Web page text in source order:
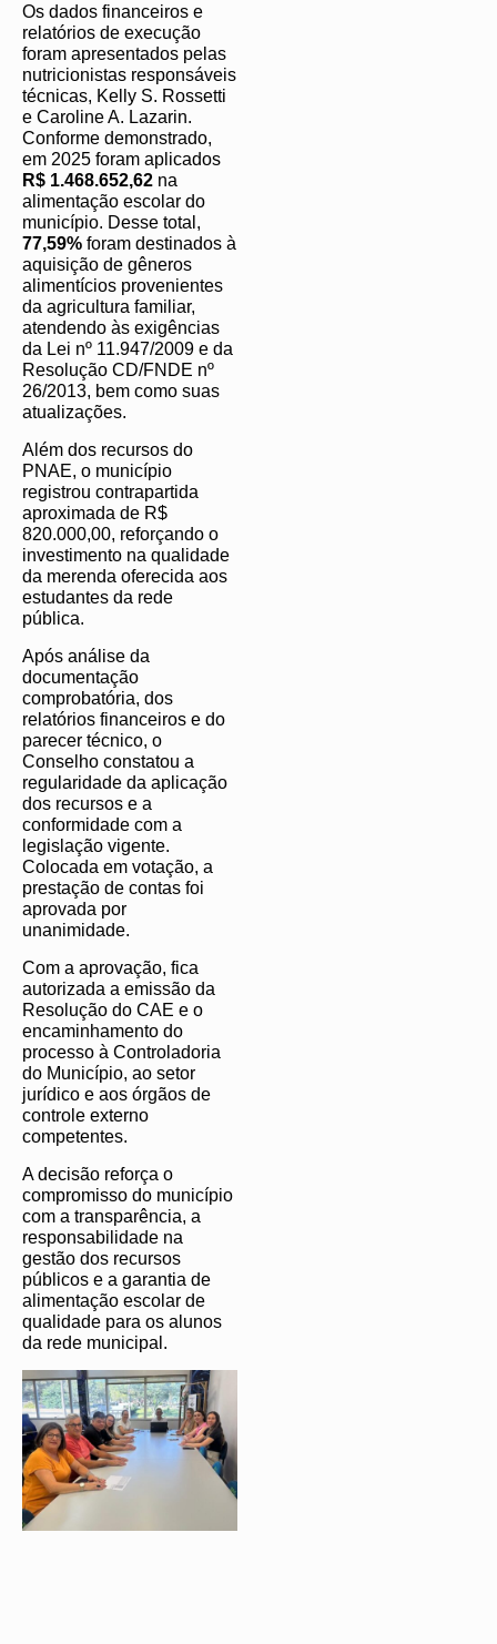
Os dados financeiros e
relatórios de execução
foram apresentados pelas
nutricionistas responsáveis
técnicas, Kelly S. Rossetti
e Caroline A. Lazarin.
Conforme demonstrado,
em 2025 foram aplicados
R$ 1.468.652,62 na
alimentação escolar do
município. Desse total,
77,59% foram destinados à
aquisição de gêneros
alimentícios provenientes
da agricultura familiar,
atendendo às exigências
da Lei nº 11.947/2009 e da
Resolução CD/FNDE nº
26/2013, bem como suas
atualizações.
Além dos recursos do
PNAE, o município
registrou contrapartida
aproximada de R$
820.000,00, reforçando o
investimento na qualidade
da merenda oferecida aos
estudantes da rede
pública.
Após análise da
documentação
comprobatória, dos
relatórios financeiros e do
parecer técnico, o
Conselho constatou a
regularidade da aplicação
dos recursos e a
conformidade com a
legislação vigente.
Colocada em votação, a
prestação de contas foi
aprovada por
unanimidade.
Com a aprovação, fica
autorizada a emissão da
Resolução do CAE e o
encaminhamento do
processo à Controladoria
do Município, ao setor
jurídico e aos órgãos de
controle externo
competentes.
A decisão reforça o
compromisso do município
com a transparência, a
responsabilidade na
gestão dos recursos
públicos e a garantia de
alimentação escolar de
qualidade para os alunos
da rede municipal.